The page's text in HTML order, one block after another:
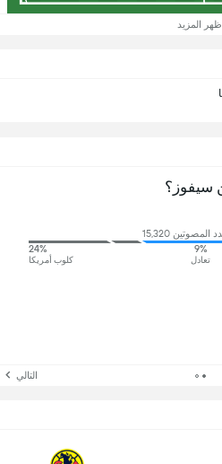
المزيد
سيفوز؟
15,320
9%
تعادل
24%
كلوب أمريكا
التالي